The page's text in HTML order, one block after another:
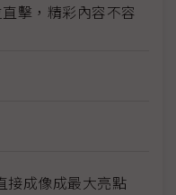
擊，精彩內容不容
接成像成最大亮點